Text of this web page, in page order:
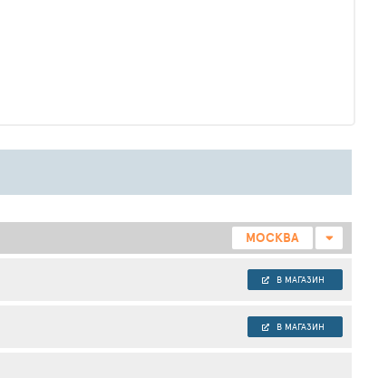
МОСКВА
В МАГАЗИН
В МАГАЗИН